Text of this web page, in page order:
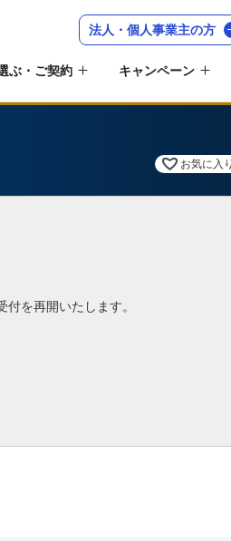
法人・個人事業主の方
ぶ・ご契約 キャンペーン
お気に入り
を再開いたします。